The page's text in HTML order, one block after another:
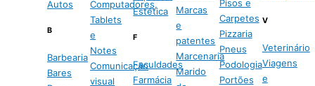
Autos
B
Barbearia
Bares
Computadores,
Tablets
e
Notes
Comunicação
visual
Estética
F
Faculdades
Farmácia
Marcas
e
patentes
Marcenaria
Marido
Pisos e
Carpetes
Pizzaria
Pneus
Podologia
Portões
V
Veterinário
Viagens
e